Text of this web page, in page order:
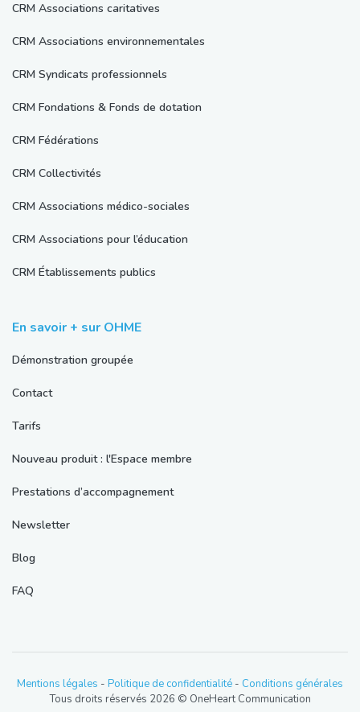
CRM Associations caritatives
CRM Associations environnementales
CRM Syndicats professionnels
CRM Fondations & Fonds de dotation
CRM Fédérations
CRM Collectivités
CRM Associations médico-sociales
CRM Associations pour l’éducation
CRM Établissements publics
En savoir + sur OHME
Démonstration groupée
Contact
Tarifs
Nouveau produit : l'Espace membre
Prestations d’accompagnement
Newsletter
Blog
FAQ
Mentions légales - Politique de confidentialité - Conditions générales
Tous droits réservés 2026 © OneHeart Communication